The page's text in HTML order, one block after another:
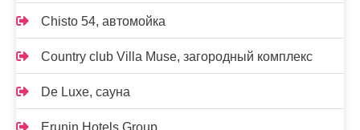
Chisto 54, автомойка
Country club Villa Muse, загородный комплекс
De Luxe, сауна
Erunin Hotels Group